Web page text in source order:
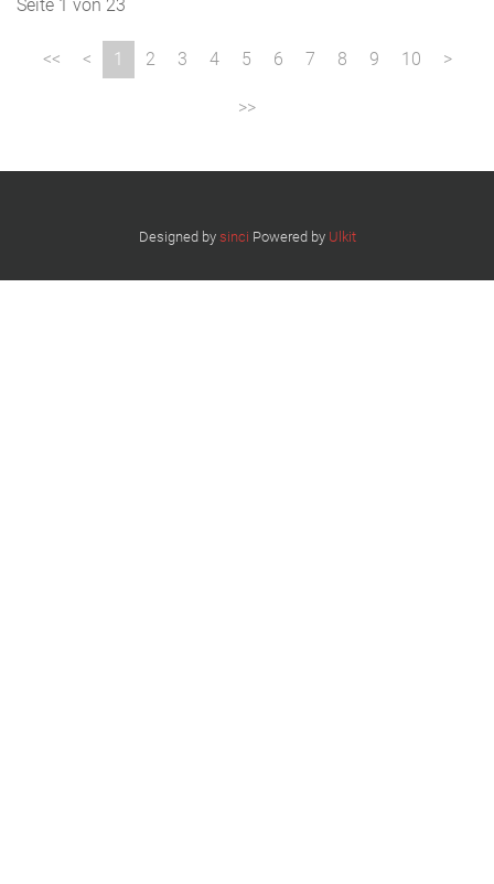
Seite 1 von 23
1 2 3 4 5 6 7 8 9 10
Designed by sinci Powered by Ulkit